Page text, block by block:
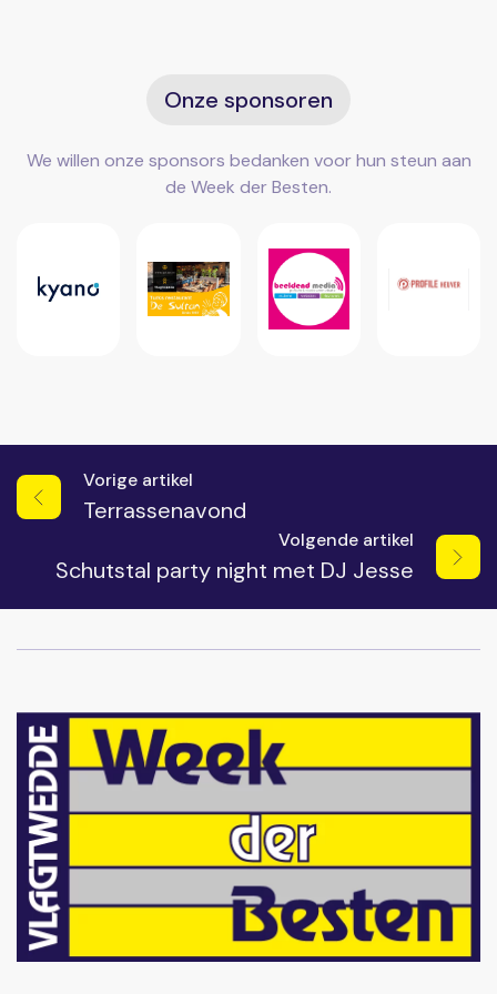
Onze sponsoren
We willen onze sponsors bedanken voor hun steun aan
de Week der Besten.
Vorige artikel
Terrassenavond
Volgende artikel
Schutstal party night met DJ Jesse